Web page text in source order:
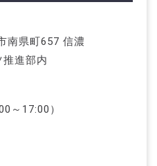
南県町657 信濃
進部内
～17:00）